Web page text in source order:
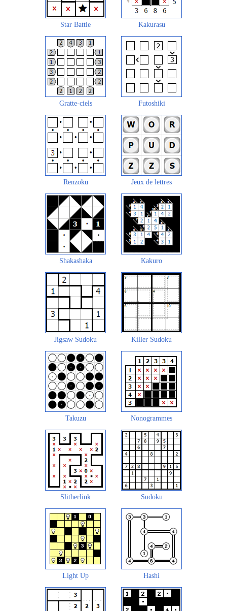
Star Battle Kakurasu
Gratte-ciels Futoshiki
Renzoku Jeux de lettres
Shakashaka Kakuro
Jigsaw Sudoku Killer Sudoku
Takuzu Nonogrammes
Slitherlink Sudoku
Light Up Hashi